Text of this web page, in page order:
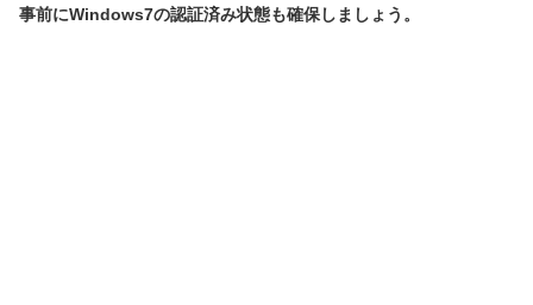
事前にWindows7の認証済み状態も確保しましょう。